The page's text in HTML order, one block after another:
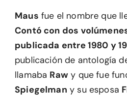
Maus fue el nombre que
Contó con dos
publicada entre 1980 y
publicación de antología
llamaba Raw y que fue
Spiegelman y su esposa